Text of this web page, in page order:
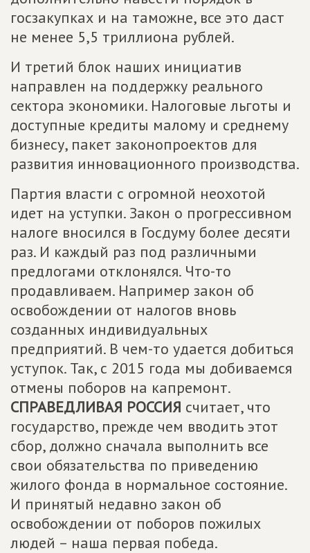
госзакупках и на таможне, все это даст
не менее 5,5 триллиона рублей.
И третий блок наших инициатив
направлен на поддержку реального
сектора экономики. Налоговые льготы и
доступные кредиты малому и среднему
бизнесу, пакет законопроектов для
развития инновационного производства.
Партия власти с огромной неохотой
идет на уступки. Закон о прогрессивном
налоге вносился в Госдуму более десяти
раз. И каждый раз под различными
предлогами отклонялся. Что-то
продавливаем. Например закон об
освобождении от налогов вновь
созданных индивидуальных
предприятий. В чем-то удается добиться
уступок. Так, с 2015 года мы добиваемся
отмены поборов на капремонт.
СПРАВЕДЛИВАЯ РОССИЯ считает, что
государство, прежде чем вводить этот
сбор, должно сначала выполнить все
свои обязательства по приведению
жилого фонда в нормальное состояние.
И принятый недавно закон об
освобождении от поборов пожилых
людей – наша первая победа.